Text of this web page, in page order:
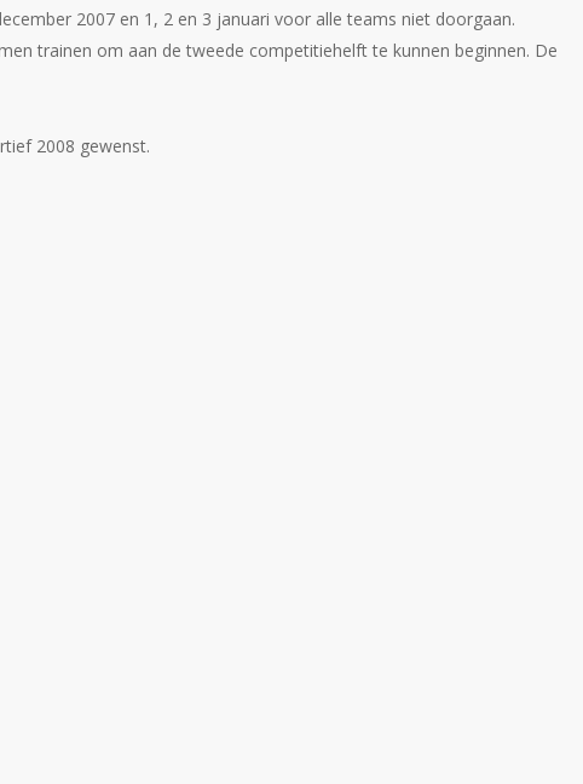
2007 en 1, 2 en 3 januari voor alle teams niet doorgaan.
trainen om aan de tweede competitiehelft te kunnen beginnen. De
2008 gewenst.